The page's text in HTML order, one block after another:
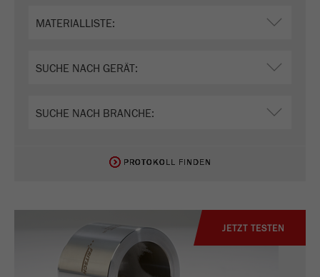
PROTOKOLL FINDEN
PROTOKOLL FINDEN
PROTOKOLL FINDEN
PROTOKOLL FINDEN
PROTOKOLL FINDEN
PROTOKOLL FINDEN
PROTOKOLL FINDEN
PROTOKOLL FINDEN
PROTOKOLL FINDEN
PROTOKOLL FINDEN
JETZT TESTEN